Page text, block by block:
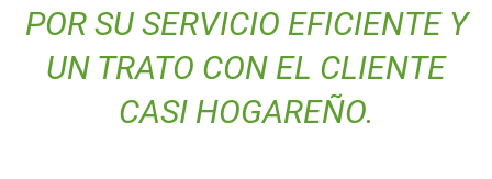
POR SU SERVICIO EFICIENTE Y
UN TRATO CON EL CLIENTE
CASI HOGAREÑO.